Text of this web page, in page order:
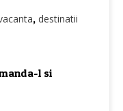
, destinatii
l si